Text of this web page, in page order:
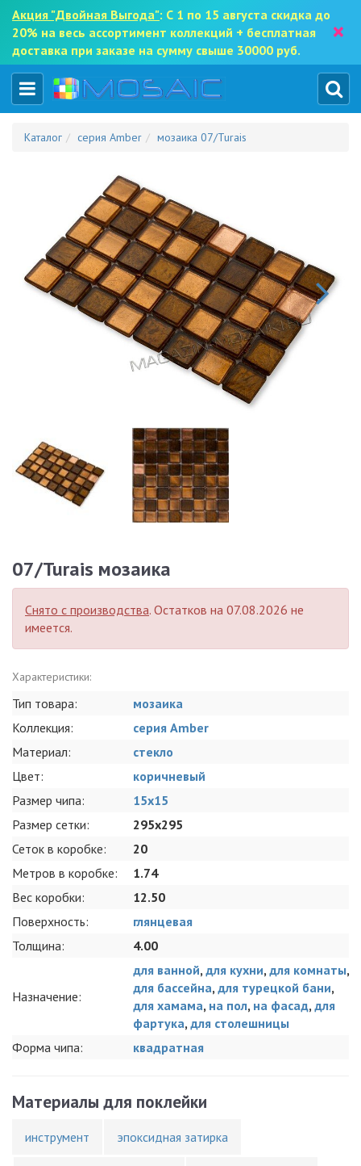
Акция "Двойная Выгода": С 1 по 15 августа скидка до
20% на весь ассортимент коллекций + бесплатная
доставка при заказе на сумму свыше 30000 руб.
×
Каталог серия Amber мозаика 07/Turais
07/Turais мозаика
Снято с производства. Остатков на 07.08.2026 не
имеется.
Характеристики:
Тип товара:
мозаика
Коллекция:
серия Amber
Материал:
стекло
Цвет:
коричневый
Размер чипа:
15x15
Размер сетки:
295x295
Сеток в коробке:
20
Метров в коробке:
1.74
Вес коробки:
12.50
Поверхность:
глянцевая
Толщина:
4.00
Назначение:
для ванной, для кухни, для комнаты,
для бассейна, для турецкой бани,
для хамама, на пол, на фасад, для
фартука, для столешницы
Форма чипа:
квадратная
Материалы для поклейки
инструмент эпоксидная затирка